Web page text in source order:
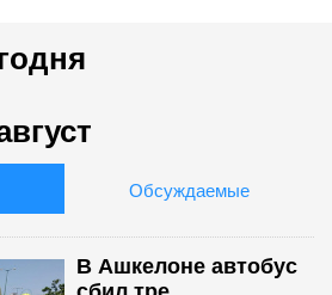
Обсуждаемые
В Ашкелоне автобус